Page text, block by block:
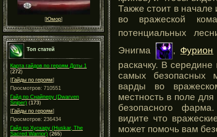
[Юмор]
Топ статей
Карта гайдов по героям Доты 1
(272)
[Гайды по героям]
Просмотров: 710551
Гайд по Снайперу (Dwarven
Sniper) (173)
[Гайды по героям]
Просмотров: 236434
Гайд по Хускару (Huskar, The
Sacred Warrior) (265)
Также стоит в начале
во вражеской
потенциальных
Энигма
, Фурион
раскачку. В
самых безопасных
варды во
местность в поле
безопасного
видите что
может помочь вам